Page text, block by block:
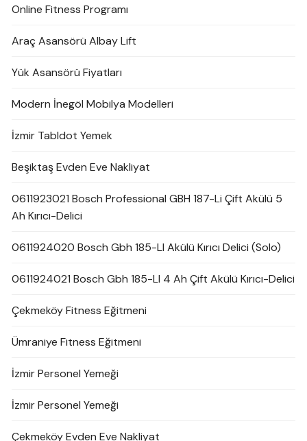
Online Fitness Programı
Araç Asansörü Albay Lift
Yük Asansörü Fiyatları
Modern İnegöl Mobilya Modelleri
İzmir Tabldot Yemek
Beşiktaş Evden Eve Nakliyat
0611923021 Bosch Professional GBH 187-Li Çift Akülü 5
Ah Kırıcı-Delici
0611924020 Bosch Gbh 185-LI Akülü Kırıcı Delici (Solo)
0611924021 Bosch Gbh 185-LI 4 Ah Çift Akülü Kırıcı-Delici
Çekmeköy Fitness Eğitmeni
Ümraniye Fitness Eğitmeni
İzmir Personel Yemeği
İzmir Personel Yemeği
Çekmeköy Evden Eve Nakliyat